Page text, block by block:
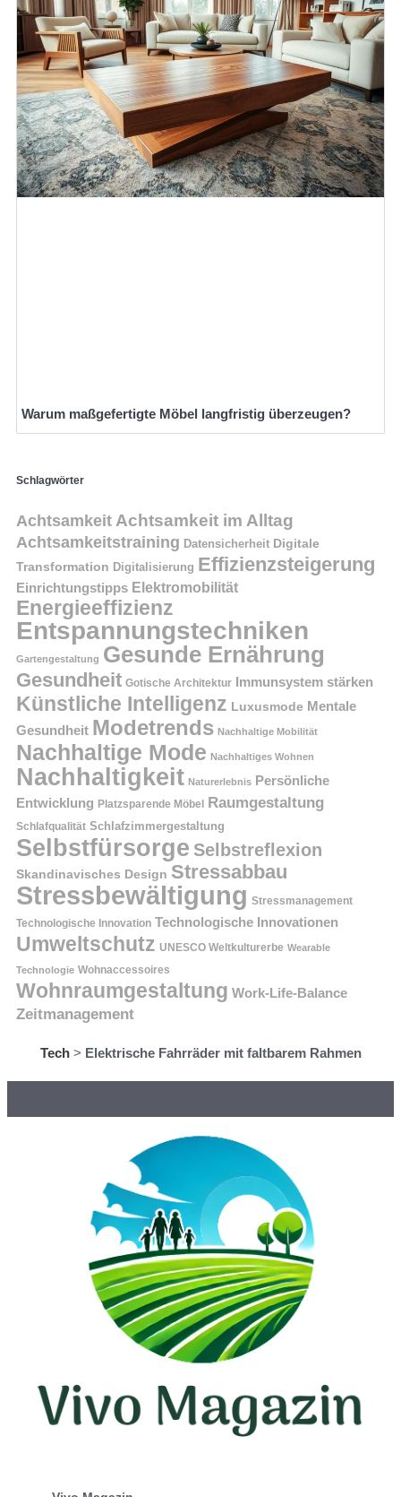
Warum maßgefertigte Möbel langfristig überzeugen?
Schlagwörter
Achtsamkeit Achtsamkeit im Alltag
Achtsamkeitstraining Datensicherheit Digitale
Transformation Digitalisierung Effizienzsteigerung
Einrichtungstipps Elektromobilität
Energieeffizienz
Entspannungstechniken
Gartengestaltung Gesunde Ernährung
Gesundheit Gotische Architektur Immunsystem stärken
Künstliche Intelligenz Luxusmode Mentale
Gesundheit Modetrends Nachhaltige Mobilität
Nachhaltige Mode Nachhaltiges Wohnen
Nachhaltigkeit Naturerlebnis Persönliche
Entwicklung Platzsparende Möbel Raumgestaltung
Schlafqualität Schlafzimmergestaltung
Selbstfürsorge Selbstreflexion
Skandinavisches Design Stressabbau
Stressbewältigung Stressmanagement
Technologische Innovation Technologische Innovationen
Umweltschutz UNESCO Weltkulturerbe Wearable
Technologie Wohnaccessoires
Wohnraumgestaltung Work-Life-Balance
Zeitmanagement
Tech> Elektrische Fahrräder mit faltbarem Rahmen